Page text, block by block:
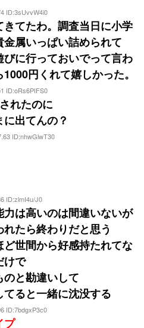
ID:3sUvvW4i0
てたわ。調査当日に小学
属いっぱい詰められて
に行っておいでって言わ
円くれて嬉しかった。
ID:oRs6PIFS0
れたのに
出てんの？
ID:nhwGlwT30
ID:zlmI4u/J0
は高いのは間違いないが
たら終わりだと思う
世間から好感持たれてな
けで
と勘違いして
ると一緒に沈没する
ID:7bdgxP3c0
プ